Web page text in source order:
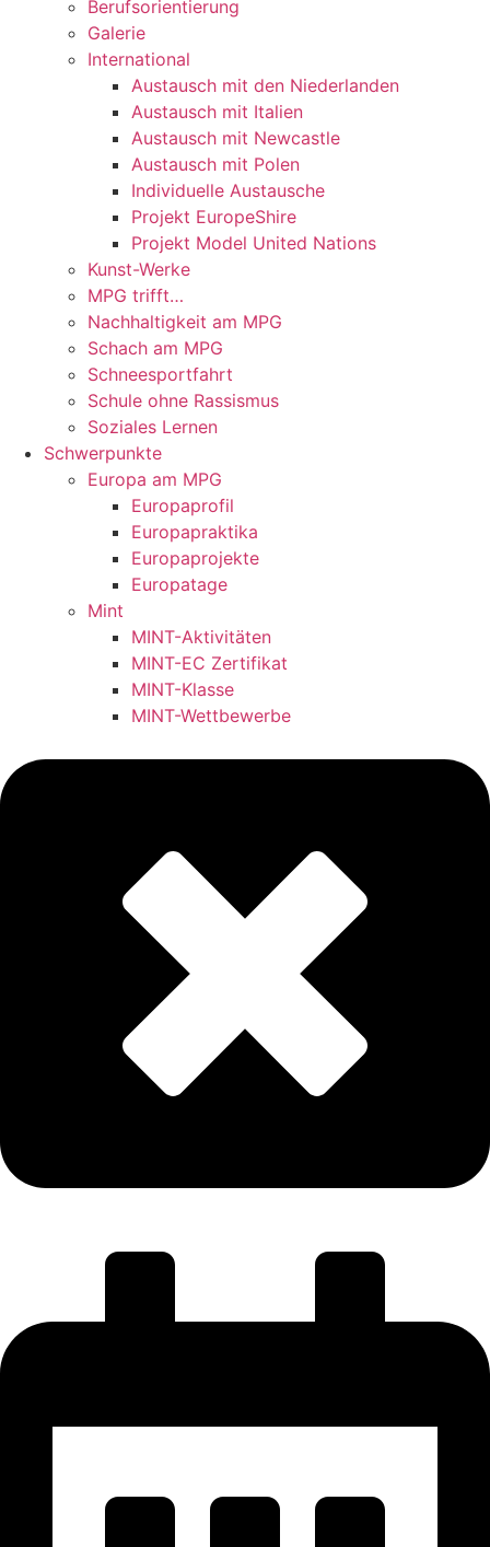
Berufsorientierung
Galerie
International
Austausch mit den Niederlanden
Austausch mit Italien
Austausch mit Newcastle
Austausch mit Polen
Individuelle Austausche
Projekt EuropeShire
Projekt Model United Nations
Kunst-Werke
MPG trifft…
Nachhaltigkeit am MPG
Schach am MPG
Schneesportfahrt
Schule ohne Rassismus
Soziales Lernen
Schwerpunkte
Europa am MPG
Europaprofil
Europapraktika
Europaprojekte
Europatage
Mint
MINT-Aktivitäten
MINT-EC Zertifikat
MINT-Klasse
MINT-Wettbewerbe